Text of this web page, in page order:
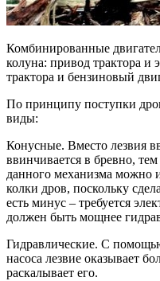
Комбинированные
колуна: привод трактора и
трактора и бензиновый
По принципу поступки
виды:
Конусные. Вместо лезвия
ввинчивается в бревно,
данного механизма можно
колки дров, поскольку
есть минус – требуется
должен быть мощнее
Гидравлические. С
насоса лезвие оказывает
раскалывает его.